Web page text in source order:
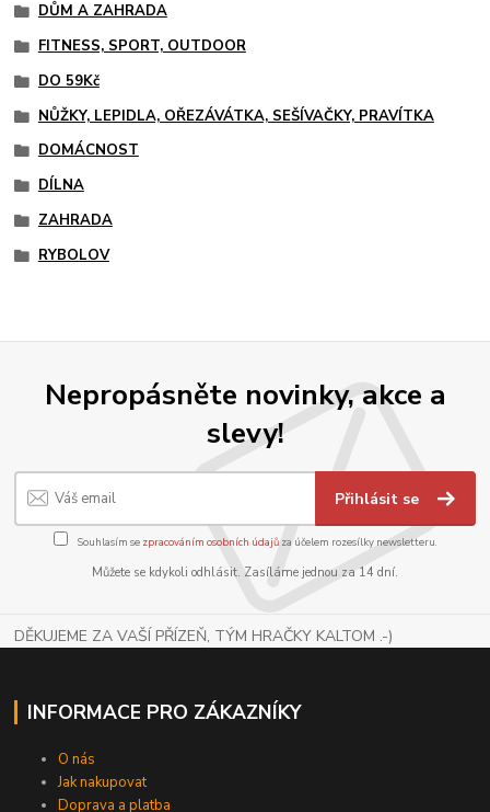
DŮM A ZAHRADA
FITNESS, SPORT, OUTDOOR
DO 59Kč
NŮŽKY, LEPIDLA, OŘEZÁVÁTKA, SEŠÍVAČKY, PRAVÍTKA
DOMÁCNOST
DÍLNA
ZAHRADA
RYBOLOV
Nepropásněte novinky, akce a
slevy!
Přihlásit se
Souhlasím se zpracováním osobních údajůza účelem rozesílky newsletteru.
Můžete se kdykoli odhlásit. Zasíláme jednou za 14 dní.
DĚKUJEME ZA VAŠÍ PŘÍZEŇ, TÝM HRAČKY KALTOM .-)
INFORMACE PRO ZÁKAZNÍKY
O nás
Jak nakupovat
Doprava a platba